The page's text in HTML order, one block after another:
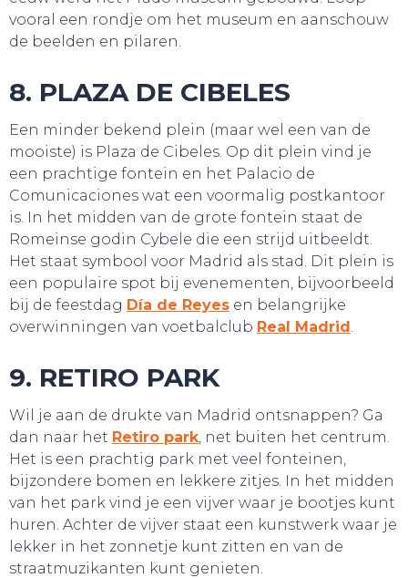
vooral een rondje om het museum en aanschouw
de beelden en pilaren.
8. PLAZA DE CIBELES
Een minder bekend plein (maar wel een van de
mooiste) is Plaza de Cibeles. Op dit plein vind je
een prachtige fontein en het Palacio de
Comunicaciones wat een voormalig postkantoor
is. In het midden van de grote fontein staat de
Romeinse godin Cybele die een strijd uitbeeldt.
Het staat symbool voor Madrid als stad. Dit plein is
een populaire spot bij evenementen, bijvoorbeeld
bij de feestdag Día de Reyes en belangrijke
overwinningen van voetbalclub Real Madrid.
9. RETIRO PARK
Wil je aan de drukte van Madrid ontsnappen? Ga
dan naar het Retiro park, net buiten het centrum.
Het is een prachtig park met veel fonteinen,
bijzondere bomen en lekkere zitjes. In het midden
van het park vind je een vijver waar je bootjes kunt
huren. Achter de vijver staat een kunstwerk waar je
lekker in het zonnetje kunt zitten en van de
straatmuzikanten kunt genieten.